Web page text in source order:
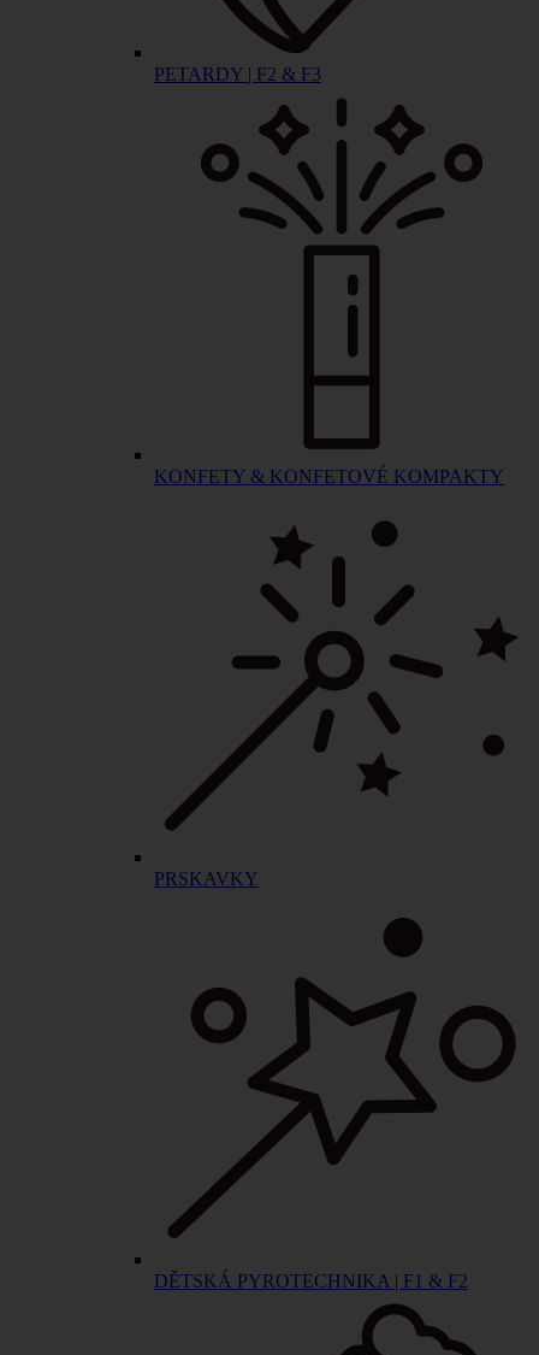
PETARDY | F2 & F3
KONFETY & KONFETOVÉ KOMPAKTY
PRSKAVKY
DĚTSKÁ PYROTECHNIKA | F1 & F2